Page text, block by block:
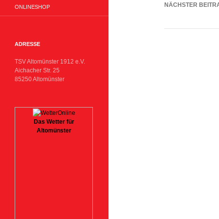
NÄCHSTER
ONLINESHOP
ADRESSE
TSV Altomünster 1912 e.V.
Aichacher Str. 25
85250 Altomünster
Das Wetter für
Altomünster